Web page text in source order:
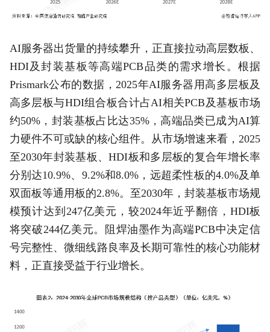
AI服务器出货量的持续攀升，正直接拉动高层数板、
HDI及封装基板等高端PCB品类的需求增长。根据
Prismark公布的数据，2025年AI服务器用高多层板及
高多层板与HDI组合板合计占AI相关PCB及基板市场
约50%，封装基板占比达35%，高端品类已成为AI算
力硬件不可或缺的核心组件。从市场增速来看，2025
至2030年封装基板、HDI板和多层板的复合年增长率
分别达10.9%、9.2%和8.0%，远超柔性板的4.0%及单
双面板等通用板的2.8%。至2030年，封装基板市场规
模预计达到247亿美元，较2024年近乎翻倍，HDI板
将突破244亿美元。阻焊油墨作为高端PCB中决定‌信
号完整性、微细线路良率及长期可靠性‌的核心功能材
料，正直接受益于行业增长。